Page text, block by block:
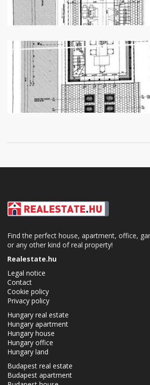
Find the perfect house, apartment, office,
or any other kind of real property!
Realestate.hu
Legal notice
Contact
Cookie policy
Privacy policy
Hungary real estate
Hungary apartment
Hungary house
Hungary office
Hungary land
Budapest real estate
Budapest apartment